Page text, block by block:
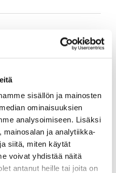
sisällön ja mainosten
ominaisuuksien
analysoimiseen. Lisäksi
mainosalan ja analytiikka-
siitä, miten käytät
voivat yhdistää näitä
antanut heille tai joita on